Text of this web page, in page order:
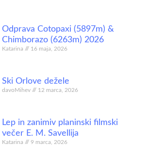
Odprava Cotopaxi (5897m) &
Chimborazo (6263m) 2026
Katarina 16 maja, 2026
Ski Orlove dežele
davoMihev 12 marca, 2026
Lep in zanimiv planinski filmski
večer E. M. Savellija
Katarina 9 marca, 2026